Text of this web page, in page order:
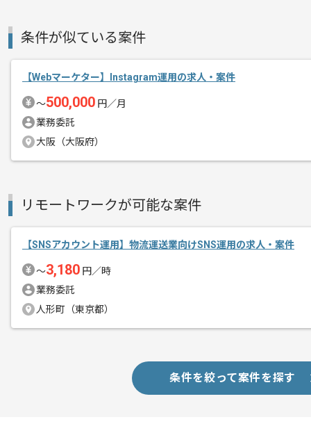
条件が似ている案件
【Webマーケター】Instagram運用の求人・案件
〜500,000 円／月
業務委託
大阪（大阪府）
リモートワークが可能な案件
【SNSアカウント運用】物流運送業向けSNS運用の求人・案件
〜3,180 円／時
業務委託
人形町（東京都）
条件を絞って案件を探す